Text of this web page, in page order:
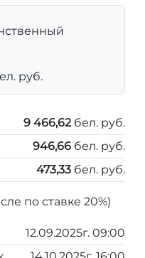
руб.
9 466,62 бел. руб.
946,66 бел. руб.
473,33 бел. руб.
по ставке 20%)
12.09.2025г. 09:00